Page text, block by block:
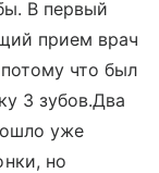
В первый
прием врач
что был
3 зубов.Два
уже
но